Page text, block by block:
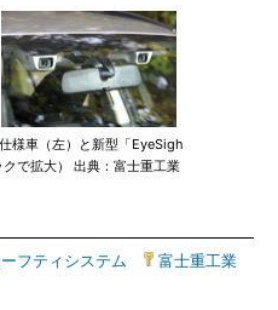
様車（左）と新型「EyeSigh
で拡大） 出典：富士重工業
フティシステム 富士重工業